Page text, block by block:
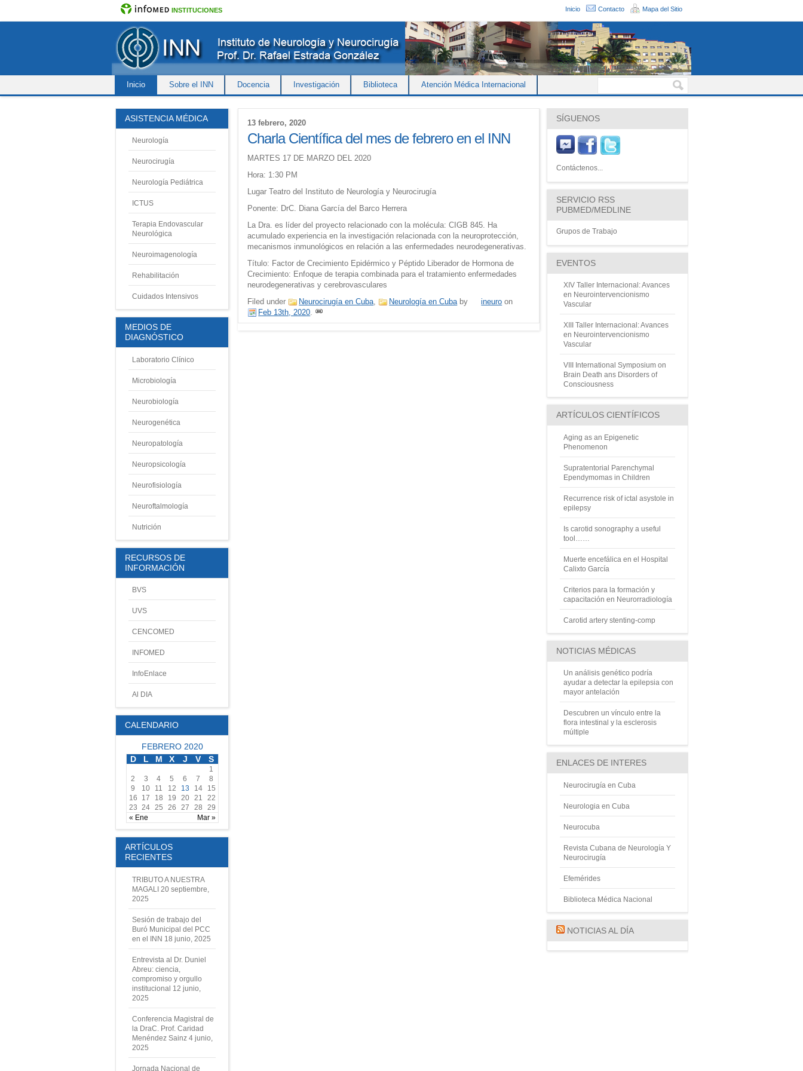
INSTITUCIONES Inicio Contacto Mapa del Sitio
Inicio Sobre el INN Docencia Investigación Biblioteca Atención Médica Internacional
13 febrero, 2020
Charla Científica del mes de febrero en el INN
MARTES 17 DE MARZO DEL 2020
Hora: 1:30 PM
Lugar Teatro del Instituto de Neurología y Neurocirugía
Ponente: DrC. Diana García del Barco Herrera
La Dra. es líder del proyecto relacionado con la molécula: CIGB 845. Ha
acumulado experiencia en la investigación relacionada con la neuroprotección,
mecanismos inmunológicos en relación a las enfermedades neurodegenerativas.
Título: Factor de Crecimiento Epidérmico y Péptido Liberador de Hormona de
Crecimiento: Enfoque de terapia combinada para el tratamiento enfermedades
neurodegenerativas y cerebrovasculares
Filed under
Neurocirugía en Cuba, Neurología en Cubaby ineuro on
Feb 13th, 2020.
ASISTENCIA MÉDICA
Neurología
Neurocirugía
Neurología Pediátrica
ICTUS
Terapia Endovascular
Neurológica
Neuroimagenología
Rehabilitación
Cuidados Intensivos
MEDIOS DE
DIAGNÓSTICO
Laboratorio Clínico
Microbiología
Neurobiología
Neurogenética
Neuropatología
Neuropsicología
Neurofisiología
Neuroftalmología
Nutrición
RECURSOS DE
INFORMACIÓN
BVS
UVS
CENCOMED
INFOMED
InfoEnlace
Al DIA
CALENDARIO
FEBRERO 2020
D
L M X J V S
« Ene Mar »
1
2
3 4 5 6 7
8
9
10 11 12 13 14
15
16
17 18 19 20 21
22
23 24 25 26 27 28 29
ARTÍCULOS
RECIENTES
TRIBUTO A NUESTRA
MAGALI 20 septiembre,
2025
Sesión de trabajo del
Buró Municipal del PCC
en el INN 18 junio, 2025
Entrevista al Dr. Duniel
Abreu: ciencia,
compromiso y orgullo
institucional 12 junio,
2025
Conferencia Magistral de
la DraC. Prof. Caridad
Menéndez Sainz 4 junio,
2025
Jornada Nacional de
SÍGUENOS
Contáctenos...
SERVICIO RSS
PUBMED/MEDLINE
Grupos de Trabajo
EVENTOS
XIV Taller Internacional: Avances
en Neurointervencionismo
Vascular
XIII Taller Internacional: Avances
en Neurointervencionismo
Vascular
VIII International Symposium on
Brain Death ans Disorders of
Consciousness
ARTÍCULOS CIENTÍFICOS
Aging as an Epigenetic
Phenomenon
Supratentorial Parenchymal
Ependymomas in Children
Recurrence risk of ictal asystole in
epilepsy
Is carotid sonography a useful
tool……
Muerte encefálica en el Hospital
Calixto García
Criterios para la formación y
capacitación en Neurorradiología
Carotid artery stenting-comp
NOTICIAS MÉDICAS
Un análisis genético podría
ayudar a detectar la epilepsia con
mayor antelación
Descubren un vínculo entre la
flora intestinal y la esclerosis
múltiple
ENLACES DE INTERES
Neurocirugía en Cuba
Neurologia en Cuba
Neurocuba
Revista Cubana de Neurología Y
Neurocirugía
Efemérides
Biblioteca Médica Nacional
NOTICIAS AL DÍA